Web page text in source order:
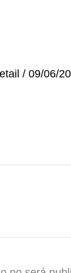
/ 09/06/